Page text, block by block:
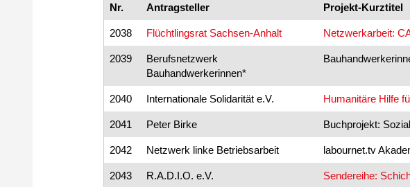
Nr. Antragsteller Projekt-Kurztitel
2038 Flüchtlingsrat Sachsen-Anhalt Netzwerkarbeit:
2039
Berufsnetzwerk
Bauhandwerkerinnen*
2040 Internationale Solidarität e.V. Humanitäre Hilfe
2041 Peter Birke Buchprojekt:
2042 Netzwerk linke Betriebsarbeit labournet.tv
2043 R.A.D.I.O. e.V. Sendereihe: